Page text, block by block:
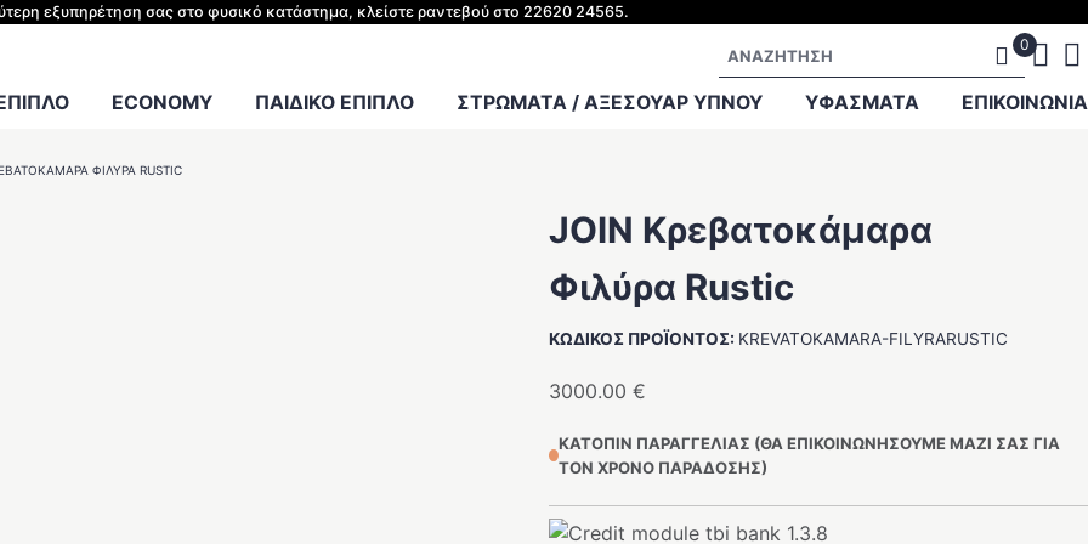
εξυπηρέτηση σας στο φυσικό κατάστημα, κλείστε ραντεβού στο 22620 24565.
Αναζήτηση
ECONOMY ΠΑΙΔΙΚΟ ΕΠΙΠΛΟ ΣΤΡΩΜΑΤΑ / ΑΞΕΣΟΥΑΡ ΥΠΝΟΥ
ΚΡΕΒΑΤΙΟΥ
ΥΦΑΣΜΑΤΑ ΕΠΙΚΟΙΝΩΝΊΑ
ΦΙΛΎΡΑ RUSTIC
JOIN Κρεβατοκάμαρα
Φιλύρα Rustic
ΚΩΔΙΚΌΣ ΠΡΟΪΌΝΤΟΣ: KREVATOKAMARA-FILYRARUSTIC
3000.00€
ΚΑΤΌΠΙΝ ΠΑΡΑΓΓΕΛΊΑΣ (ΘΑ ΕΠΙΚΟΙΝΩΝΉΣΟΥΜΕ ΜΑΖΊ ΣΑΣ ΓΙΑ
ΤΟΝ ΧΡΌΝΟ ΠΑΡΆΔΟΣΗΣ)